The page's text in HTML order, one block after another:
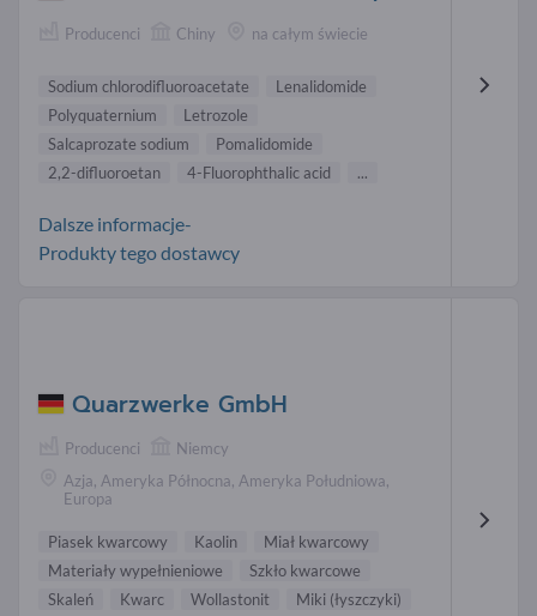
Producenci Chiny na całym świecie
Sodium chlorodifluoroacetate
Lenalidomide
Polyquaternium
Letrozole
Salcaprozate sodium
Pomalidomide
2,2-difluoroetan
4-Fluorophthalic acid ...
Dalsze informacje-
Produkty tego dostawcy
Quarzwerke GmbH
Producenci
Niemcy
Azja, Ameryka Północna, Ameryka Południowa,
Europa
Piasek kwarcowy Kaolin
Miał kwarcowy
Materiały wypełnieniowe
Szkło kwarcowe
Skaleń
Kwarc Wollastonit
Miki (łyszczyki)